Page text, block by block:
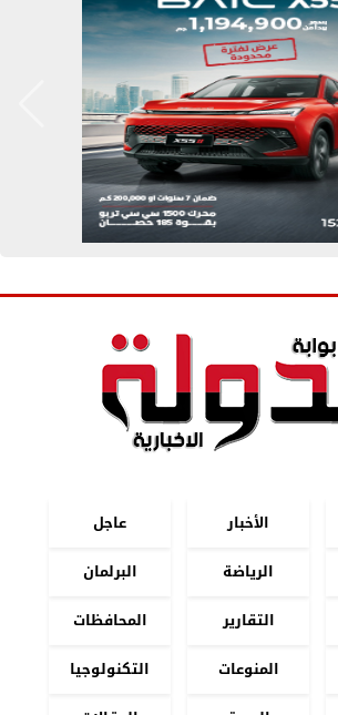
الأخبار
عاجل
الرياضة
البرلمان
التقارير
المحافظات
المنوعات
التكنولوجيا